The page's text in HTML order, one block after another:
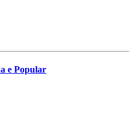
e Popular